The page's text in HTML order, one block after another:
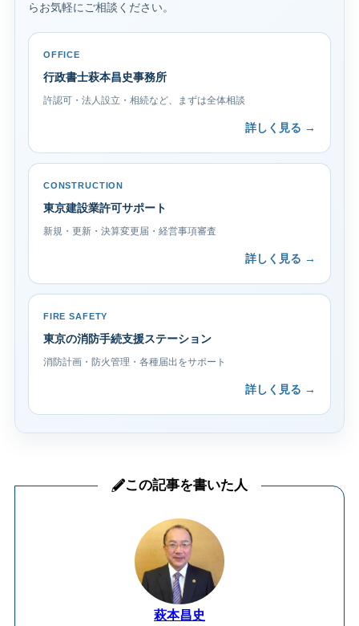
らお気軽にご相談ください。
OFFICE
行政書士萩本昌史事務所
許認可・法人設立・相続など、まずは全体相談
詳しく見る →
CONSTRUCTION
東京建設業許可サポート
新規・更新・決算変更届・経営事項審査
詳しく見る →
FIRE SAFETY
東京の消防手続支援ステーション
消防計画・防火管理・各種届出をサポート
詳しく見る →
この記事を書いた人
萩本昌史